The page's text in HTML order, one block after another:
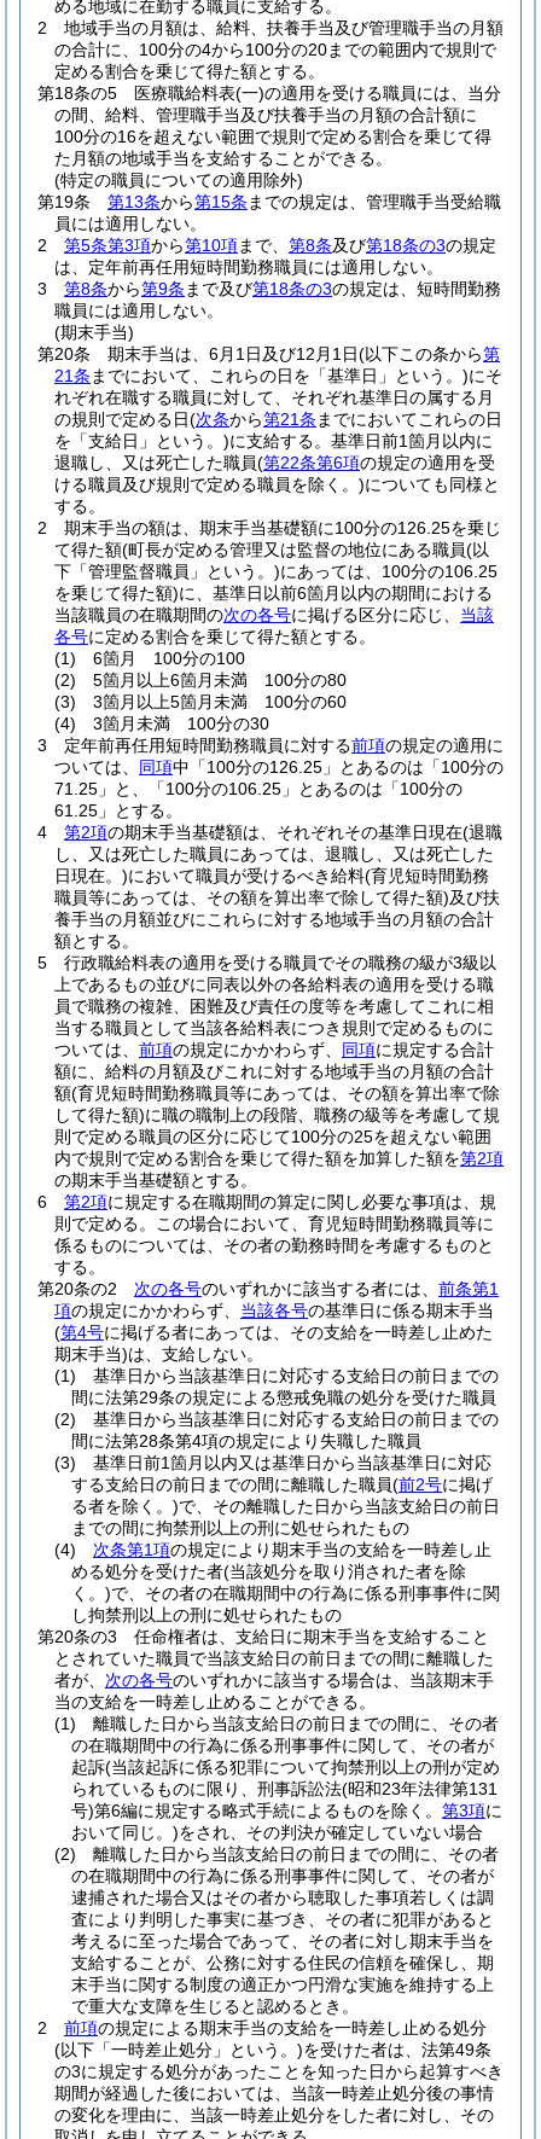
める地域に在勤する職員に支給する。
2
地域手当の月額は、給料、扶養手当及び管理職手当の月額
の合計に、100分の4から100分の20までの範囲内で規則で
定める割合を乗じて得た額とする。
第18条の5
医療職給料表(一)の適用を受ける職員には、当分
の間、給料、管理職手当及び扶養手当の月額の合計額に
100分の16を超えない範囲で規則で定める割合を乗じて得
た月額の地域手当を支給することができる。
(特定の職員についての適用除外)
第19条
第13条から第15条 までの規定は、管理職手当受給職
員には適用しない。
2
第5条第3項から第10項まで、 第8条及び第18条の3の規定
は、定年前再任用短時間勤務職員には適用しない。
3
第8条から第9条 まで及び第18条の3の規定は、短時間勤務
職員には適用しない。
(期末手当)
第20条
期末手当は、6月1日及び12月1日(以下この条から第
21条 までにおいて、これらの日を「基準日」という。)にそ
れぞれ在職する職員に対して、それぞれ基準日の属する月
の規則で定める日(次条から第21条 までにおいてこれらの日
を「支給日」という。)に支給する。 基準日前1箇月以内に
退職し、又は死亡した職員(第22条第6項の規定の適用を受
ける職員及び規則で定める職員を除く。)についても同様と
する。
2
期末手当の額は、期末手当基礎額に100分の126.25を乗じ
て得た額(町長が定める管理又は監督の地位にある職員(以
下「管理監督職員」という。)にあっては、100分の106.25
を乗じて得た額)に、基準日以前6箇月以内の期間における
当該職員の在職期間の次の各号に掲げる区分に応じ、 当該
各号に定める割合を乗じて得た額とする。
(1)
6箇月 100分の100
(2)
5箇月以上6箇月未満 100分の80
(3)
3箇月以上5箇月未満 100分の60
(4)
3箇月未満 100分の30
3
定年前再任用短時間勤務職員に対する前項の規定の適用に
ついては、 同項中「100分の126.25」とあるのは「100分の
71.25」と、「100分の106.25」とあるのは「100分の
61.25」とする。
4
第2項の期末手当基礎額は、それぞれその基準日現在(退職
し、又は死亡した職員にあっては、退職し、又は死亡した
日現在。)において職員が受けるべき給料(育児短時間勤務
職員等にあっては、その額を算出率で除して得た額)及び扶
養手当の月額並びにこれらに対する地域手当の月額の合計
額とする。
5
行政職給料表の適用を受ける職員でその職務の級が3級以
上であるもの並びに同表以外の各給料表の適用を受ける職
員で職務の複雑、困難及び責任の度等を考慮してこれに相
当する職員として当該各給料表につき規則で定めるものに
ついては、 前項の規定にかかわらず、 同項に規定する合計
額に、給料の月額及びこれに対する地域手当の月額の合計
額(育児短時間勤務職員等にあっては、その額を算出率で除
して得た額)に職の職制上の段階、職務の級等を考慮して規
則で定める職員の区分に応じて100分の25を超えない範囲
内で規則で定める割合を乗じて得た額を加算した額を第2項
の期末手当基礎額とする。
6
第2項に規定する在職期間の算定に関し必要な事項は、規
則で定める。
この場合において、育児短時間勤務職員等に
係るものについては、その者の勤務時間を考慮するものと
する。
第20条の2
次の各号のいずれかに該当する者には、 前条第1
項の規定にかかわらず、 当該各号の基準日に係る期末手当
(第4号に掲げる者にあっては、その支給を一時差し止めた
期末手当)は、支給しない。
(1)
基準日から当該基準日に対応する支給日の前日までの
間に法第29条の規定による懲戒免職の処分を受けた職員
(2)
基準日から当該基準日に対応する支給日の前日までの
間に法第28条第4項の規定により失職した職員
(3)
基準日前1箇月以内又は基準日から当該基準日に対応
する支給日の前日までの間に離職した職員(前2号に掲げ
る者を除く。)で、その離職した日から当該支給日の前日
までの間に拘禁刑以上の刑に処せられたもの
(4)
次条第1項の規定により期末手当の支給を一時差し止
める処分を受けた者(当該処分を取り消された者を除
く。)で、その者の在職期間中の行為に係る刑事事件に関
し拘禁刑以上の刑に処せられたもの
第20条の3
任命権者は、支給日に期末手当を支給すること
とされていた職員で当該支給日の前日までの間に離職した
者が、 次の各号のいずれかに該当する場合は、当該期末手
当の支給を一時差し止めることができる。
(1)
離職した日から当該支給日の前日までの間に、その者
の在職期間中の行為に係る刑事事件に関して、その者が
起訴(当該起訴に係る犯罪について拘禁刑以上の刑が定め
られているものに限り、刑事訴訟法(昭和23年法律第131
号)第6編に規定する略式手続によるものを除く。 第3項に
おいて同じ。)をされ、その判決が確定していない場合
(2)
離職した日から当該支給日の前日までの間に、その者
の在職期間中の行為に係る刑事事件に関して、その者が
逮捕された場合又はその者から聴取した事項若しくは調
査により判明した事実に基づき、その者に犯罪があると
考えるに至った場合であって、その者に対し期末手当を
支給することが、公務に対する住民の信頼を確保し、期
末手当に関する制度の適正かつ円滑な実施を維持する上
で重大な支障を生じると認めるとき。
2
前項の規定による期末手当の支給を一時差し止める処分
(以下「一時差止処分」という。)を受けた者は、法第49条
の3に規定する処分があったことを知った日から起算すべき
期間が経過した後においては、当該一時差止処分後の事情
の変化を理由に、当該一時差止処分をした者に対し、その